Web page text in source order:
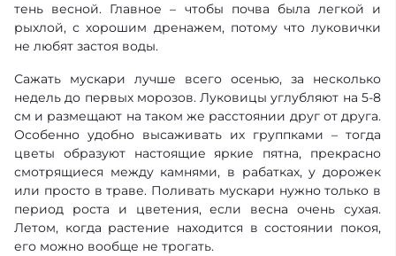
тень весной. Главное – чтобы почва была легкой и
рыхлой, с хорошим дренажем, потому что луковички
не любят застоя воды.
Сажать мускари лучше всего осенью, за несколько
недель до первых морозов. Луковицы углубляют на 5-8
см и размещают на таком же расстоянии друг от друга.
Особенно удобно высаживать их группками – тогда
цветы образуют настоящие яркие пятна, прекрасно
смотрящиеся между камнями, в рабатках, у дорожек
или просто в траве. Поливать мускари нужно только в
период роста и цветения, если весна очень сухая.
Летом, когда растение находится в состоянии покоя,
его можно вообще не трогать.